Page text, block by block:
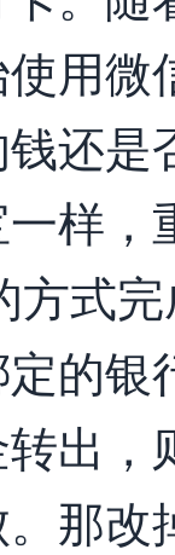
用
还是
，
方式
的
出
那